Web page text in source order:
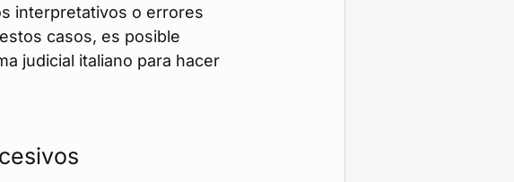
interpretativos o errores
casos, es posible
judicial italiano para hacer